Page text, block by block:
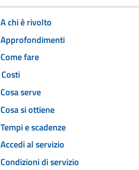
A chi è rivolto
Approfondimenti
Come fare
Costi
Cosa serve
Cosa si ottiene
Tempi e scadenze
Accedi al servizio
Condizioni di servizio